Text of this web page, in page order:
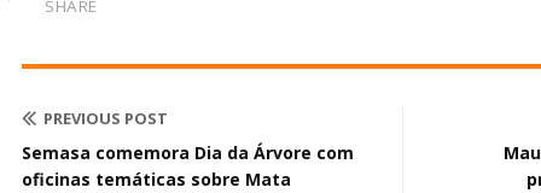
SHARE
PREVIOUS POST
Semasa comemora Dia da Árvore com
oficinas temáticas sobre Mata